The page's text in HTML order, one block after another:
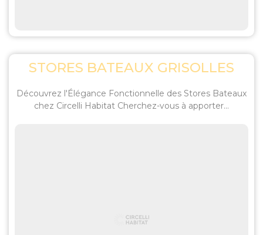
STORES BATEAUX GRISOLLES
Découvrez l'Élégance Fonctionnelle des Stores Bateaux
chez Circelli Habitat Cherchez-vous à apporter...